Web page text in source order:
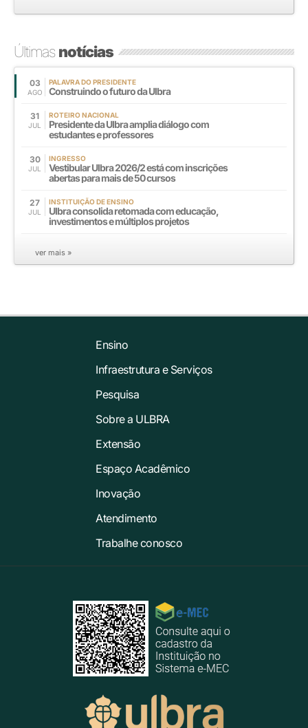
Últimasnotícias
03
AGO
PALAVRA DO PRESIDENTE
Construindo o futuro da Ulbra
31
JUL
ROTEIRO NACIONAL
Presidente da Ulbra amplia diálogo com
estudantes e professores
30
JUL
INGRESSO
Vestibular Ulbra 2026/2 está com inscrições
abertas para mais de 50 cursos
27
JUL
INSTITUIÇÃO DE ENSINO
Ulbra consolida retomada com educação,
investimentos e múltiplos projetos
ver mais »
Ensino
Infraestrutura e Serviços
Pesquisa
Sobre a ULBRA
Extensão
Espaço Acadêmico
Inovação
Atendimento
Trabalhe conosco